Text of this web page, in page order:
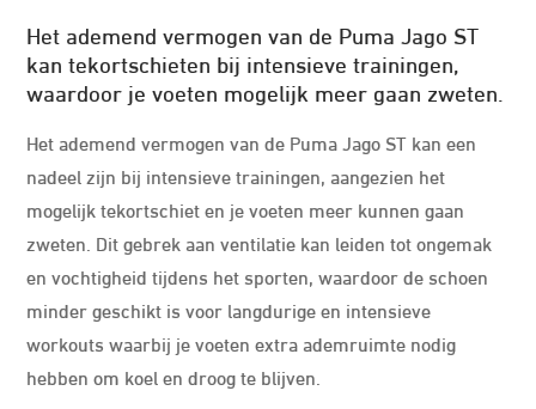
Het ademend vermogen van de Puma Jago ST
kan tekortschieten bij intensieve trainingen,
waardoor je voeten mogelijk meer gaan zweten.
Het ademend vermogen van de Puma Jago ST kan een
nadeel zijn bij intensieve trainingen, aangezien het
mogelijk tekortschiet en je voeten meer kunnen gaan
zweten. Dit gebrek aan ventilatie kan leiden tot ongemak
en vochtigheid tijdens het sporten, waardoor de schoen
minder geschikt is voor langdurige en intensieve
workouts waarbij je voeten extra ademruimte nodig
hebben om koel en droog te blijven.